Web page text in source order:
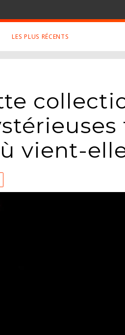
Google+
Mentions Légales
Conditions Générales
LES PLUS RÉCENTS
vient-